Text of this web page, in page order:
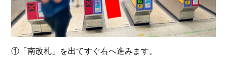
①「南改札」を出てすぐ右へ進みます。